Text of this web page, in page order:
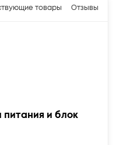
товары Отзывы
питания и блок